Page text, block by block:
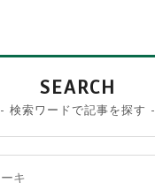
SEARCH
- 検索ワードで記事を探す -